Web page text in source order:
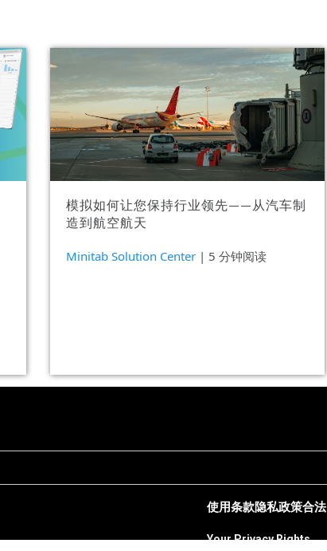
模拟如何让您保持行业领先——从汽车制
造到航空航天
Minitab Solution Center | 5 分钟阅读
使用条款隐私政策合法
Your Privacy Rights